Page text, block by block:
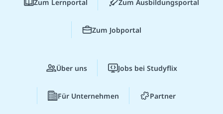
Zum Lernportal Zum Ausbildungsportal
Zum Jobportal
Über uns Jobs bei Studyflix
Für Unternehmen Partner